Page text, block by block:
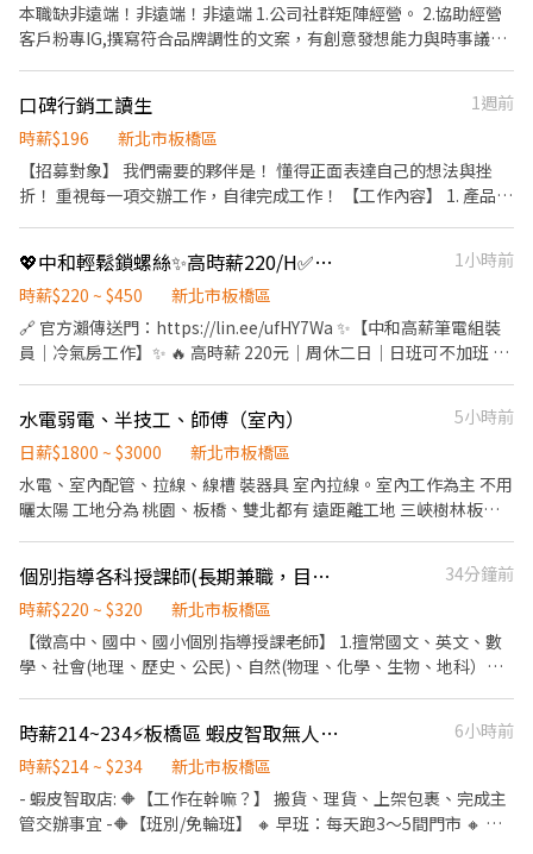
本職缺非遠端！非遠端！非遠端 1.公司社群矩陣經營。 2.協助經營
客戶粉專IG,撰寫符合品牌調性的文案，有創意發想能力與時事議題
口碑行銷工讀生
1週前
時薪$196
新北市板橋區
【招募對象】 我們需要的夥伴是！ 懂得正面表達自己的想法與挫
折！ 重視每一項交辦工作，自律完成工作！ 【工作內容】 1. 產品文
理 6. 專案庶務執行 7. 執行主管交辦事項或庶務辦理 8. 協助公司環境
維護 【必備條件】 必須具備word、excel、powerpoint、google
drive等操作技能 【加分條件】 善於撰寫消費者使用心得文章，懂
得體驗生活。 對於未知領域抱有好奇且善於查找資料。 懂觀察、發
💖中和輕鬆鎖螺絲✨高時薪220/H✅可日領✅可不加班✅周休二日
1小時前
時薪$220 ~ $450
新北市板橋區
🔗 官方瀨傳送門：https://lin.ee/ufHY7Wa ✨【中和高薪筆電組裝
員｜冷氣房工作】✨ 🔥 高時薪 220元｜周休二日｜日班可不加班 🔥
⸻ 📍 工作地點 新北市中和區（環球購物中心附近） 🚶 中原捷
運站步行約8分鐘 🚶 環球購物中心約6分鐘 ⸻ 🚍 公車：51、
231、793、藍31、57、307、796 💖 公司福利 ✨ 可週領 ✨ 周休二
日 ✨ 可線上書審快速錄取 ✨ 員工餐廳 50元/餐 ✨ 加班提供小點心
01:10 💰 月賺約 $36,600–$38,100 ✔ 加班最高約 $55,000 ⸻ 🌙
夜班 00:00–09:10 💰 月賺約 $41,000–$42,500 ✔ 加班最高約
589-880 📱 瀨 ID：@521qbdxk 🔗 官方瀨傳送門：
https://lin.ee/ufHY7Wa
水電弱電、半技工、師傅（室內）
5小時前
日薪$1800 ~ $3000
新北市板橋區
水電、室內配管、拉線、線槽 裝器具 室內拉線。室內工作為主 不用
曬太陽 工地分為 桃園、板橋、雙北都有 遠距離工地 三峽樹林板橋
個別指導各科授課師(長期兼職，目前急缺高中分科物/化)
34分鐘前
時薪$220 ~ $320
新北市板橋區
【徵高中、國中、國小個別指導授課老師】 1.擅常國文、英文、數
學、社會(地理、歷史、公民)、自然(物理、化學、生物、地科），
或上台檢討輔導經驗尤佳。 4.上班時間依照個人時段安排。（面試
詳談） 【地點】：新北市板橋區新海路358號1樓（新埔國中正對
面） 【時薪】：薪水採浮動式調整。 (1) 國小 220 /hr起 (2) 國中
270 /hr起 (3) 高中 290~320 /hr起 【特色】： (1) 一對一教學，上
課環境舒適如咖啡廳般 (2) 授課師只需要全心全力備課教學即可，家
時薪214~234⚡板橋區 蝦皮智取無人店PT🎈無經驗OK/固定班別
6小時前
時薪$214 ~ $234
新北市板橋區
- 蝦皮智取店: 🔶【工作在幹嘛？】 搬貨、理貨、上架包裹、完成主
管交辦事宜 -🔶【班別/免輪班】 🔸 早班：每天跑3～5間門市 🔸 晚